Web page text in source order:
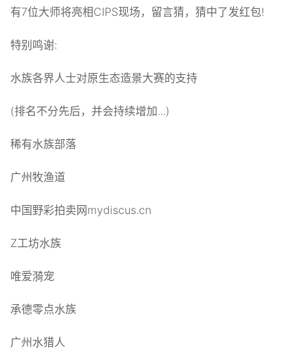
有7位大师将亮相CIPS现场，留言猜，猜中了发红包!
特别鸣谢:
水族各界人士对原生态造景大赛的支持
(排名不分先后，并会持续增加...)
稀有水族部落
广州牧渔道
中国野彩拍卖网mydiscus.cn
Z工坊水族
唯爱漪宠
承德零点水族
广州水猎人